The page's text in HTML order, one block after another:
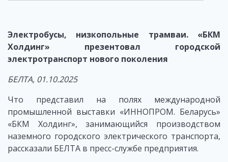
Электробусы, низкопольные трамваи. «БКМ
Холдинг» презентовал городской
электротранспорт нового поколения
БЕЛТА, 01.10.2025
Что представил на полях международной
промышленной выставки «ИННОПРОМ. Беларусь»
«БКМ Холдинг», занимающийся производством
наземного городского электрического транспорта,
рассказали БЕЛТА в пресс-службе предприятия.